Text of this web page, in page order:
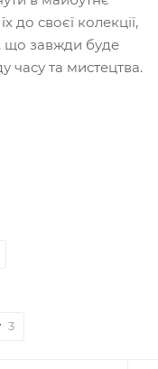
до своєї колекції,
що завжди буде
часу та мистецтва.
3